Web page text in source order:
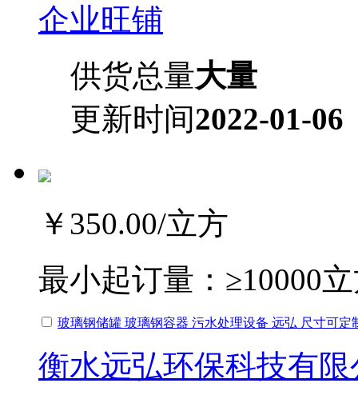
企业旺铺
供货总量大量
更新时间2022-01-06
￥350.00/立方
最小起订量： ≥10000
玻璃钢储罐 玻璃钢容器 污水处理设备 远弘 尺寸可定
衡水远弘环保科技有限